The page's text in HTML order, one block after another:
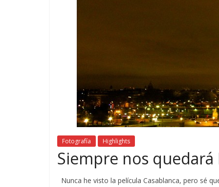
Fotografía Highlights
Siempre nos quedará
Nunca he visto la película Casablanca, pero sé